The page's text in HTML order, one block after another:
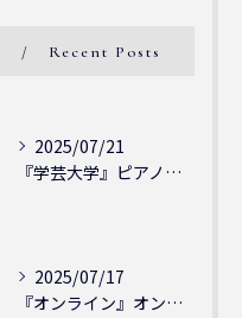
Recent Posts
2025/07/21
『学芸大学』ピアノを弾ける喜び - シェリー・アーツ音楽教室...
2025/07/17
『オンライン』オンラインの会員様大募集中！シェリー・アーツ音...